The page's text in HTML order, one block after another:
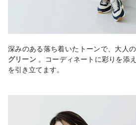
深みのある落ち着いたトーンで、大人
グリーン 。コーディネートに彩りを添
を引き立てます。